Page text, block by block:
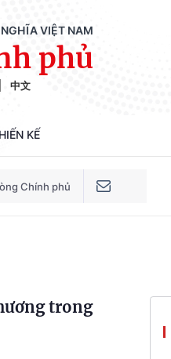
VIỆT NAM
phủ
中文
KẾ
Chính phủ
trong